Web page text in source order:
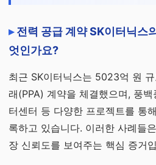
전력 공급 계약 SK이터닉스
엇인가요?
최근 SK이터닉스는 5023억 원
래(PPA) 계약을 체결했으며, 풍
터센터 등 다양한 프로젝트를 통
록하고 있습니다. 이러한 사례들
장 신뢰도를 보여주는 핵심 증거